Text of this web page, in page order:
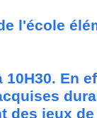
l'école
En
des jeux